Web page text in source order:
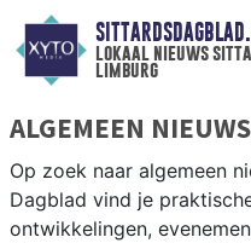
lokaal nieuws
limburg
ALGEMEEN
Op zoek naar algemeen
Dagblad vind je
ontwikkelingen,